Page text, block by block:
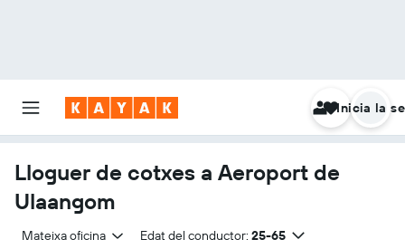
Inicia la
Lloguer de cotxes a Aeroport de
Ulaangom
Mateixa oficina Edat del conductor: 25-65